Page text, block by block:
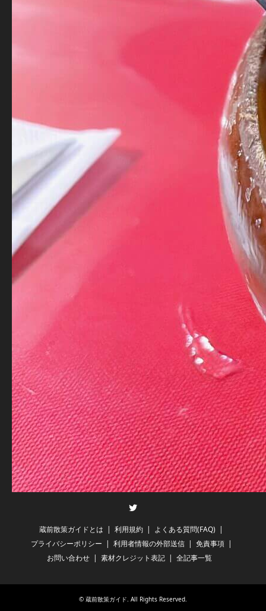
蔵前散策ガイドとは 利用規約
よくある質問(FAQ)
プライバシーポリシー
利用者情報の外部送信
免責事項
お問い合わせ
素材クレジット表記 全記事一覧
© 蔵前散策ガイド . All Rights Reserved.